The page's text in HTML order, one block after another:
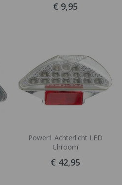
€ 9,95
Power1 Achterlicht LED
Chroom
€ 42,95